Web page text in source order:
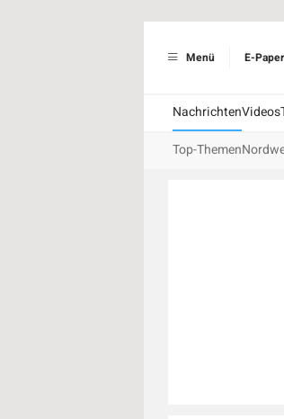
Menü E-Paper
NachrichtenVideos
Top-Themen